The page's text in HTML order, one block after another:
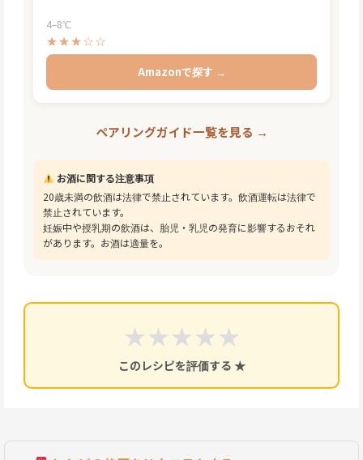
4–8℃
★★★☆☆
Amazonで探す →
ペアリングガイド一覧を見る →
お酒に関する注意事項
20歳未満の飲酒は法律で禁止されています。飲酒運転は法律で
禁止されています。
妊娠中や授乳期の飲酒は、胎児・乳児の発育に影響するおそれ
があります。お酒は適量を。
★
★
★
★
★
このレシピを評価する ★